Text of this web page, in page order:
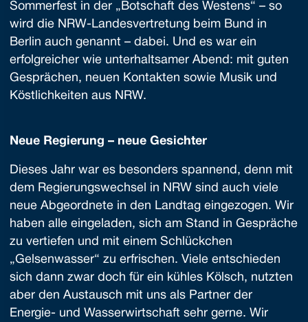
Sommerfest in der „Botschaft des Westens“ – so
wird die NRW-Landesvertretung beim Bund in
Berlin auch genannt – dabei. Und es war ein
erfolgreicher wie unterhaltsamer Abend: mit guten
Gesprächen, neuen Kontakten sowie Musik und
Köstlichkeiten aus NRW.
Neue Regierung – neue Gesichter
Dieses Jahr war es besonders spannend, denn mit
dem Regierungswechsel in NRW sind auch viele
neue Abgeordnete in den Landtag eingezogen. Wir
haben alle eingeladen, sich am Stand in Gespräche
zu vertiefen und mit einem Schlückchen
„Gelsenwasser“ zu erfrischen. Viele entschieden
sich dann zwar doch für ein kühles Kölsch, nutzten
aber den Austausch mit uns als Partner der
Energie- und Wasserwirtschaft sehr gerne. Wir